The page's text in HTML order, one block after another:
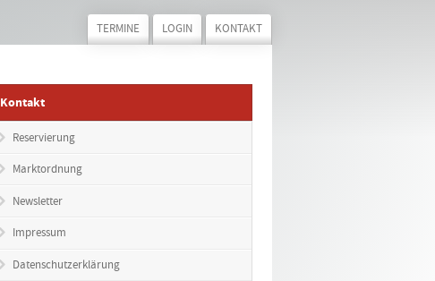
TERMINE LOGIN KONTAKT
Kontakt
Reservierung
Marktordnung
Newsletter
Impressum
Datenschutzerklärung